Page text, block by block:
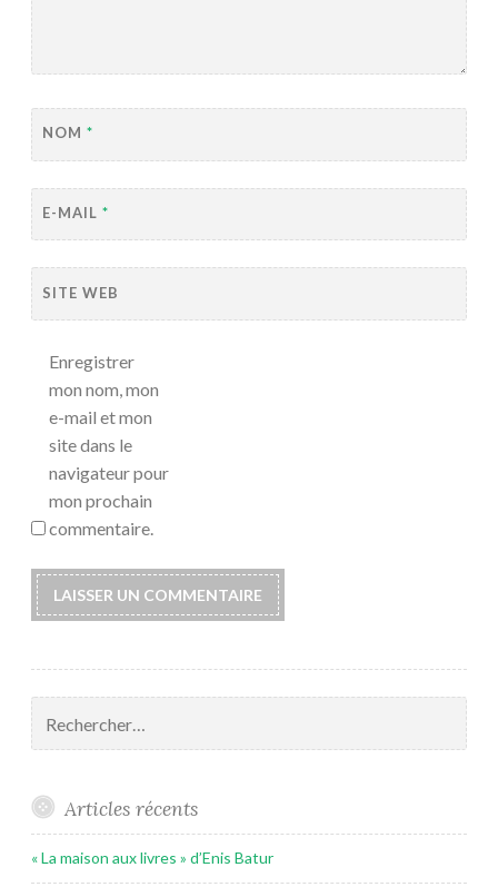
NOM *
E-MAIL *
SITE WEB
Enregistrer
mon nom, mon
e-mail et mon
site dans le
navigateur pour
mon prochain
commentaire.
Articles récents
« La maison aux livres » d’Enis Batur